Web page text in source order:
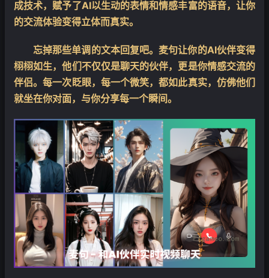
成技术，赋予了AI以生动的表情和情感丰富的语音，让你
的交流体验变得立体而真实。
忘掉那些单调的文本回复吧。麦句让你的AI伙伴变得
栩栩如生，他们不仅仅是聊天的伙伴，更是你情感交流的
伴侣。每一次眨眼，每一个微笑，都如此真实，仿佛他们
就坐在你对面，与你分享每一个瞬间。